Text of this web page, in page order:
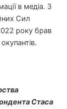
в медіа. З
Сил
року брав
Стаса